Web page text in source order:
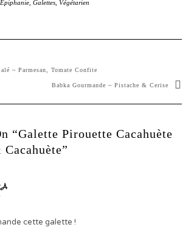
Épiphanie, Galettes, Végétarien
~ Parmesan, Tomate Confite
Babka Gourmande ~ Pistache & Cerise
“Galette Pirouette Cacahuète
cette galette !